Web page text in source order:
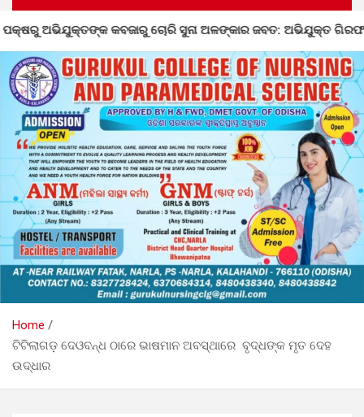
କବଜାରୁ ଚୋରି ସୁନା ଅଳଙ୍କାର ଜବତ: ଅଭିଯୁକ୍ତ ଗିରଫ
Home
ଟିଟିଲାଗଡ଼ ଦେଓବନ୍ଧ ଠାରେ ଭାଷମାନ ଅବସ୍ଥାରେ ବୃଦ୍ଧଙ୍କ ମୃତ ଦେହ
ଉଦ୍ଧାର